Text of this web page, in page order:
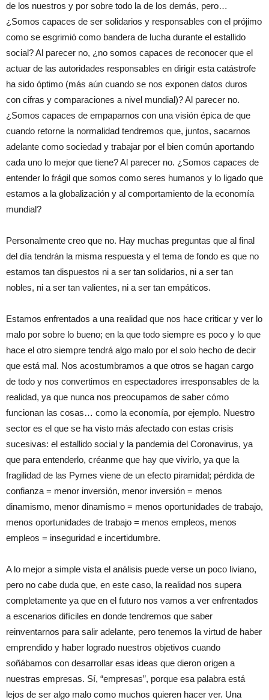
de los nuestros y por sobre todo la de los demás, pero…
¿Somos capaces de ser solidarios y responsables con el prójimo
como se esgrimió como bandera de lucha durante el estallido
social? Al parecer no, ¿no somos capaces de reconocer que el
actuar de las autoridades responsables en dirigir esta catástrofe
ha sido óptimo (más aún cuando se nos exponen datos duros
con cifras y comparaciones a nivel mundial)? Al parecer no.
¿Somos capaces de empaparnos con una visión épica de que
cuando retorne la normalidad tendremos que, juntos, sacarnos
adelante como sociedad y trabajar por el bien común aportando
cada uno lo mejor que tiene? Al parecer no. ¿Somos capaces de
entender lo frágil que somos como seres humanos y lo ligado que
estamos a la globalización y al comportamiento de la economía
mundial?
Personalmente creo que no. Hay muchas preguntas que al final
del día tendrán la misma respuesta y el tema de fondo es que no
estamos tan dispuestos ni a ser tan solidarios, ni a ser tan
nobles, ni a ser tan valientes, ni a ser tan empáticos.
Estamos enfrentados a una realidad que nos hace criticar y ver lo
malo por sobre lo bueno; en la que todo siempre es poco y lo que
hace el otro siempre tendrá algo malo por el solo hecho de decir
que está mal. Nos acostumbramos a que otros se hagan cargo
de todo y nos convertimos en espectadores irresponsables de la
realidad, ya que nunca nos preocupamos de saber cómo
funcionan las cosas… como la economía, por ejemplo. Nuestro
sector es el que se ha visto más afectado con estas crisis
sucesivas: el estallido social y la pandemia del Coronavirus, ya
que para entenderlo, créanme que hay que vivirlo, ya que la
fragilidad de las Pymes viene de un efecto piramidal; pérdida de
confianza = menor inversión, menor inversión = menos
dinamismo, menor dinamismo = menos oportunidades de trabajo,
menos oportunidades de trabajo = menos empleos, menos
empleos = inseguridad e incertidumbre.
A lo mejor a simple vista el análisis puede verse un poco liviano,
pero no cabe duda que, en este caso, la realidad nos supera
completamente ya que en el futuro nos vamos a ver enfrentados
a escenarios difíciles en donde tendremos que saber
reinventarnos para salir adelante, pero tenemos la virtud de haber
emprendido y haber logrado nuestros objetivos cuando
soñábamos con desarrollar esas ideas que dieron origen a
nuestras empresas. Sí, “empresas”, porque esa palabra está
lejos de ser algo malo como muchos quieren hacer ver. Una